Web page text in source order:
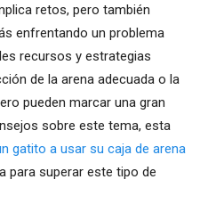
retos, pero también
enfrentando un problema
recursos y estrategias
de la arena adecuada o la
pueden marcar una gran
sobre este tema, esta
gatito a usar su caja de arena
para superar este tipo de